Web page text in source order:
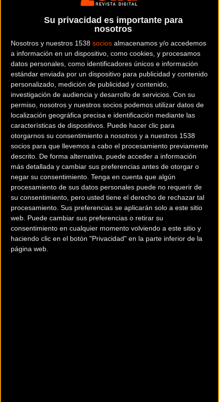
Su privacidad es importante para
nosotros
Nosotros y nuestros 1538 socios almacenamos y/o accedemos
a información en un dispositivo, como cookies, y procesamos
datos personales, como identificadores únicos e información
estándar enviada por un dispositivo para publicidad y contenido
personalizado, medición de publicidad y contenido,
investigación de audiencia y desarrollo de servicios. Con su
permiso, nosotros y nuestros socios podemos utilizar datos de
localización geográfica precisa e identificación mediante las
características de dispositivos. Puede hacer clic para
otorgarnos su consentimiento a nosotros y a nuestros 1538
socios para que llevemos a cabo el procesamiento previamente
descrito. De forma alternativa, puede acceder a información
más detallada y cambiar sus preferencias antes de otorgar o
negar su consentimiento. Tenga en cuenta que algún
procesamiento de sus datos personales puede no requerir de
su consentimiento, pero usted tiene el derecho de rechazar tal
procesamiento. Sus preferencias se aplicarán solo a este sitio
web. Puede cambiar sus preferencias o retirar su
consentimiento en cualquier momento volviendo a este sitio y
haciendo clic en el botón "Privacidad" en la parte inferior de la
página web.
Terms of use © 1987–2026 HERE
200 km
¿Eres el propietario de esta tienda? Descubre cómohacerte tienda
Premium para llegar a más clientes .
Comercios Bz Premium